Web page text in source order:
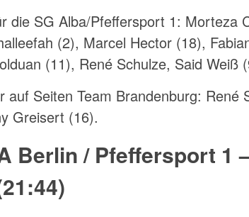
die SG Alba/Pfeffersport 1: Morteza
(2), Marcel Hector (18),
(11), René Schulze, Said Weiß
auf Seiten Team Brandenburg: René
Greisert (16).
Berlin / Pfeffersport 1